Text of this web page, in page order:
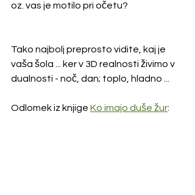
oz. vas je motilo pri očetu?
Tako najbolj preprosto vidite, kaj je
vaša šola ... ker v 3D realnosti živimo v
dualnosti - noč, dan; toplo, hladno ...
Odlomek iz knjige Ko imajo duše žur: